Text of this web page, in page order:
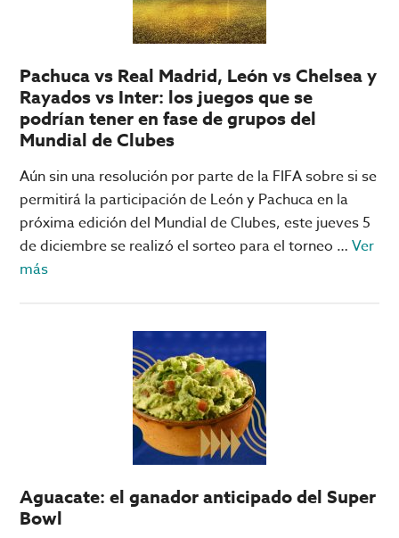
equipo
para
a
Octavos
Pachuca vs Real Madrid, León vs Chelsea y
Rayados vs Inter: los juegos que se
podrían tener en fase de grupos del
Mundial de Clubes
Aún sin una resolución por parte de la FIFA sobre si se
permitirá la participación de León y Pachuca en la
próxima edición del Mundial de Clubes, este jueves 5
de diciembre se realizó el sorteo para el torneo …Ver
másacerca
Rayados
vs
Aguacate: el ganador anticipado del Super
Bowl